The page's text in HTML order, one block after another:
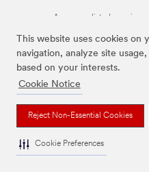
This website uses cookies on
navigation, analyze site
based on your interests.
Cookie Notice
Reject Non-Essential Cookies
Cookie Preferences
As marcas listadas a cima